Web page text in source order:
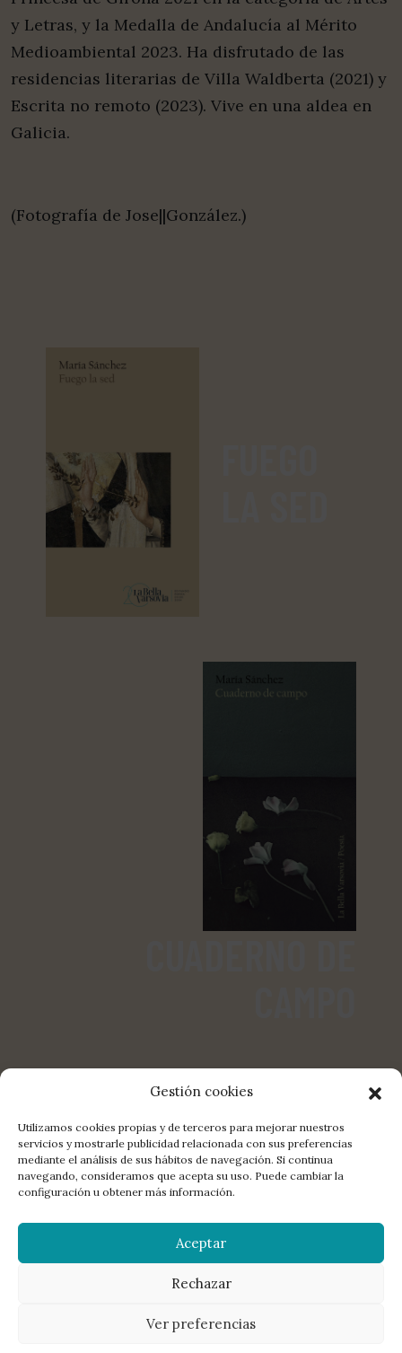
Gestión cookies
Utilizamos cookies propias y de terceros para mejorar nuestros
servicios y mostrarle publicidad relacionada con sus preferencias
mediante el análisis de sus hábitos de navegación. Si continua
navegando, consideramos que acepta su uso. Puede cambiar la
configuración u obtener más información.
Aceptar
Rechazar
Ver preferencias
y Letras, y la Medalla de Andalucía al Mérito
Medioambiental 2023. Ha disfrutado de las
residencias literarias de Villa Waldberta (2021) y
Escrita no remoto (2023). Vive en una aldea en
Galicia.
(Fotografía de Jose||González.)
COMPARTE:FACEBOOKTWITTERE-MAIL
LA EDITORIAL DISTRIBUCIÓN
NEWSLETTER
CONTACTO
AGENDA
LIBROS
© 2026 La Bella Varsovia. All rights reserved.Aviso legal,política de
política de redes sociales